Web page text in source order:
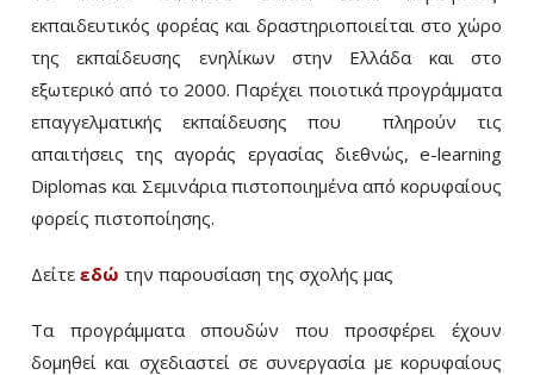
εκπαιδευτικός φορέας και δραστηριοποιείται στο χώρο
της εκπαίδευσης ενηλίκων στην Ελλάδα και στο
εξωτερικό από το 2000. Παρέχει ποιοτικά προγράμματα
επαγγελματικής εκπαίδευσης που πληρούν τις
απαιτήσεις της αγοράς εργασίας διεθνώς, e-learning
Diplomas και Σεμινάρια πιστοποιημένα από κορυφαίους
φορείς πιστοποίησης.
Δείτε εδώ την παρουσίαση της σχολής μας
Τα προγράμματα σπουδών που προσφέρει έχουν
δομηθεί και σχεδιαστεί σε συνεργασία με κορυφαίους